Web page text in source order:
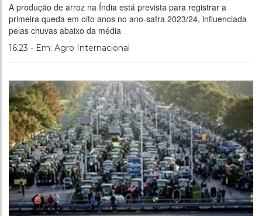
A produção de arroz na Índia está prevista para registrar a
primeira queda em oito anos no ano-safra 2023/24, influenciada
pelas chuvas abaixo da média
16:23 - Em: Agro Internacional